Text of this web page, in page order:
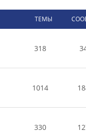
ТЕМЫ
318
1014
330